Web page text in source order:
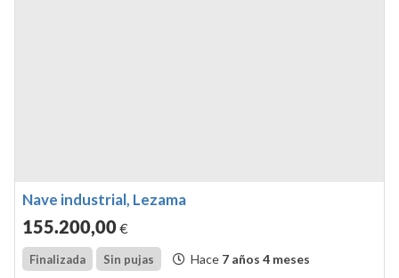
Nave industrial, Lezama
155.200,00€
Finalizada Sin pujas Hace 7 años 4 meses